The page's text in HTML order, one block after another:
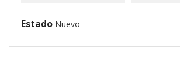
Estado Nuevo